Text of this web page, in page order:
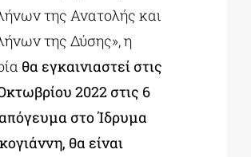
της Ανατολής και
της Δύσης», η
θα εγκαινιαστεί στις
2022 στις 6
στο Ίδρυμα
θα είναι